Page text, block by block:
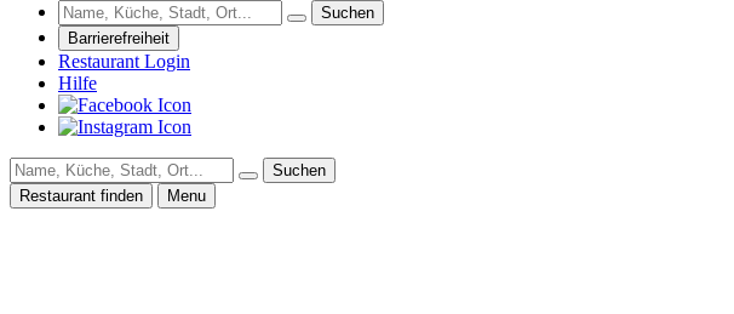
Suchen
Barrierefreiheit
Restaurant Login
Hilfe
Suchen
Restaurant finden
Menu